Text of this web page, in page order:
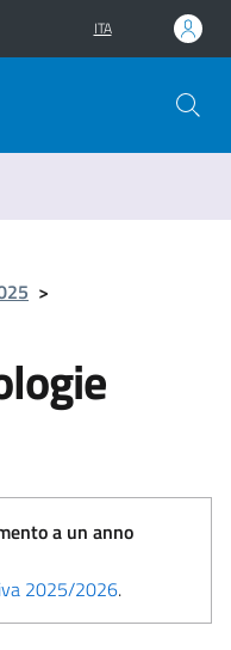
ITA
>
a un anno
2025/2026.